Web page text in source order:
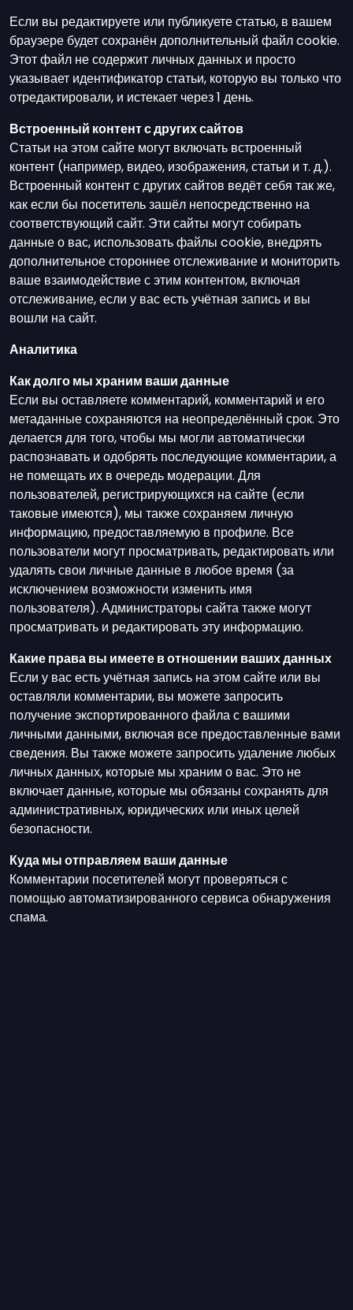
Если вы редактируете или публикуете статью, в вашем
браузере будет сохранён дополнительный файл cookie.
Этот файл не содержит личных данных и просто
указывает идентификатор статьи, которую вы только что
отредактировали, и истекает через 1 день.
Встроенный контент с других сайтов
Статьи на этом сайте могут включать встроенный
контент (например, видео, изображения, статьи и т. д.).
Встроенный контент с других сайтов ведёт себя так же,
как если бы посетитель зашёл непосредственно на
соответствующий сайт. Эти сайты могут собирать
данные о вас, использовать файлы cookie, внедрять
дополнительное стороннее отслеживание и мониторить
ваше взаимодействие с этим контентом, включая
отслеживание, если у вас есть учётная запись и вы
вошли на сайт.
Аналитика
Как долго мы храним ваши данные
Если вы оставляете комментарий, комментарий и его
метаданные сохраняются на неопределённый срок. Это
делается для того, чтобы мы могли автоматически
распознавать и одобрять последующие комментарии, а
не помещать их в очередь модерации. Для
пользователей, регистрирующихся на сайте (если
таковые имеются), мы также сохраняем личную
информацию, предоставляемую в профиле. Все
пользователи могут просматривать, редактировать или
удалять свои личные данные в любое время (за
исключением возможности изменить имя
пользователя). Администраторы сайта также могут
просматривать и редактировать эту информацию.
Какие права вы имеете в отношении ваших данных
Если у вас есть учётная запись на этом сайте или вы
оставляли комментарии, вы можете запросить
получение экспортированного файла с вашими
личными данными, включая все предоставленные вами
сведения. Вы также можете запросить удаление любых
личных данных, которые мы храним о вас. Это не
включает данные, которые мы обязаны сохранять для
административных, юридических или иных целей
безопасности.
Куда мы отправляем ваши данные
Комментарии посетителей могут проверяться с
помощью автоматизированного сервиса обнаружения
спама.